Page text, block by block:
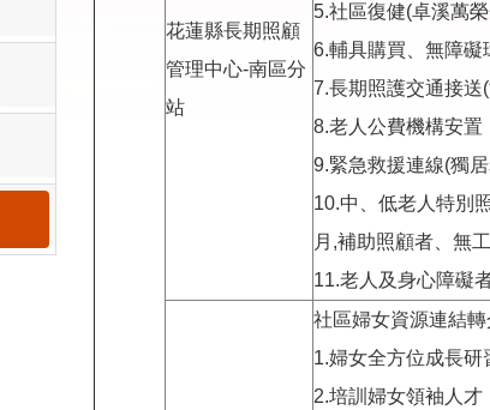
花蓮縣長期照顧
管理中心-南區分
站
5.社區復健(卓溪萬
6.輔具購買、無障礙
7.長期照護交通接送
8.老人公費機構安置
9.緊急救援連線(獨
10.中、低老人特別
月,補助照顧者、無
11.老人及身心障礙
社區婦女資源連結轉
1.婦女全方位成長研
2.培訓婦女領袖人才